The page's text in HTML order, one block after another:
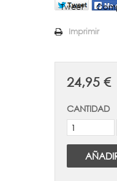
Tweet
Imprimir
24,95 €
CANTIDAD